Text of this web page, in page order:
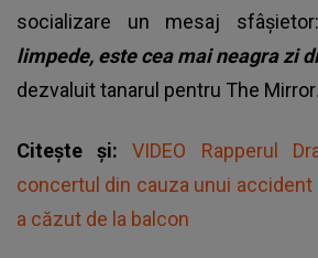
socializare un mesaj
limpede, este cea mai neagra zi
dezvaluit tanarul pentru The Mirror
Citește și:VIDEO Rapperul
concertul din cauza unui accident
a căzut de la balcon